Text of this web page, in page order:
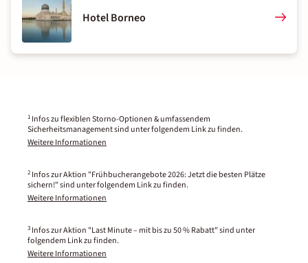
Hotel Borneo
1 Infos zu flexiblen Storno-Optionen & umfassendem
Sicherheitsmanagement sind unter folgendem Link zu finden.
Weitere Informationen
2 Infos zur Aktion "Frühbucherangebote 2026: Jetzt die besten Plätze
sichern!" sind unter folgendem Link zu finden.
Weitere Informationen
3 Infos zur Aktion "Last Minute – mit bis zu 50 % Rabatt" sind unter
folgendem Link zu finden.
Weitere Informationen